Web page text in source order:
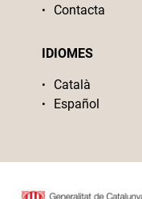
Contacta
IDIOMES
Català
Español